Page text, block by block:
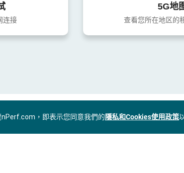
连接
5G地
查看您所在地区的
nPerf.com，即表示您同意我們的隱私和Cookies使用政策